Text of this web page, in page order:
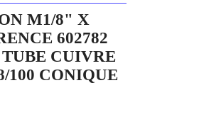
M1/8" X
602782
CUIVRE
100 CONIQUE